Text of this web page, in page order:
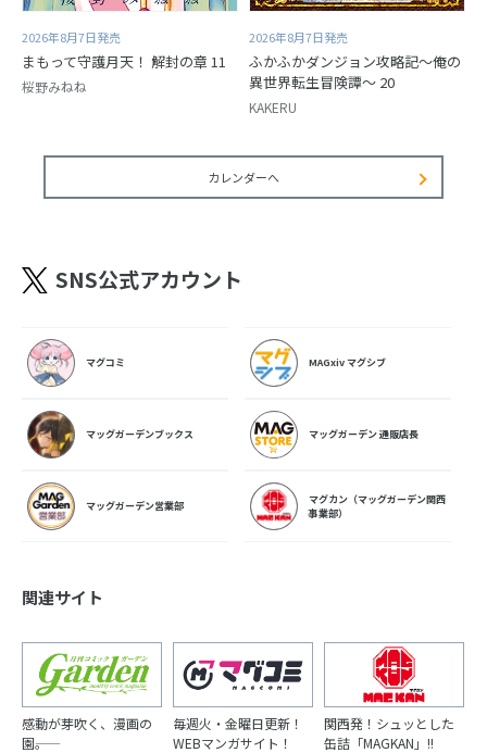
2026年8月7日発売
まもって守護月天！ 解封の章 11
桜野みねね
2026年8月7日発売
ふかふかダンジョン攻略記～俺の
異世界転生冒険譚～ 20
KAKERU
カレンダーへ
SNS公式アカウント
マグコミ MAGxiv マグシブ
マッグガーデンブックス マッグガーデン 通販店長
マッグガーデン営業部
マグカン（マッグガーデン関西
事業部）
関連サイト
感動が芽吹く、漫画の
園――。
毎週火・金曜日更新！
WEBマンガサイト！
関西発！シュッとした
缶詰「MAGKAN」!!